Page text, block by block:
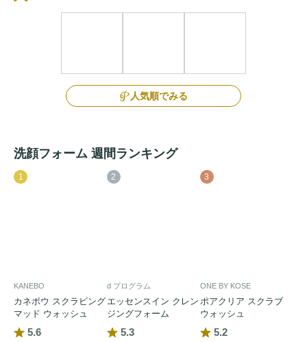
人気順でみる
洗顔フォーム 週間ランキング
1
KANEBO
カネボウ スクラビング
マッド ウォッシュ
5.6
2
d プログラム
エッセンスイン クレン
ジングフォーム
5.3
3
ONE BY KOSE
ポアクリア スクラブ
ウォッシュ
5.2